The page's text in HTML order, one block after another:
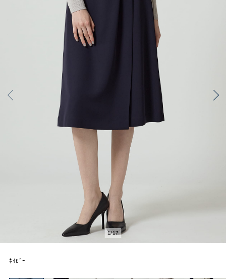
2/17
ﾍﾞｰｼﾞｭ